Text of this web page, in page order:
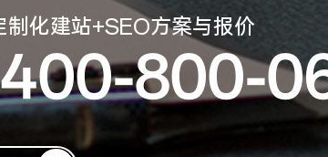
制化建站+SEO方案与报价
400-800-